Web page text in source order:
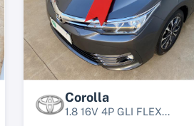
Corolla
1.8 16V 4P GLI FLEX...